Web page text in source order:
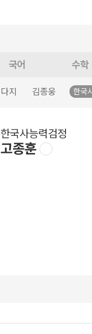
국어 수학
지 김종웅 한국
한국사능력검정
고종훈